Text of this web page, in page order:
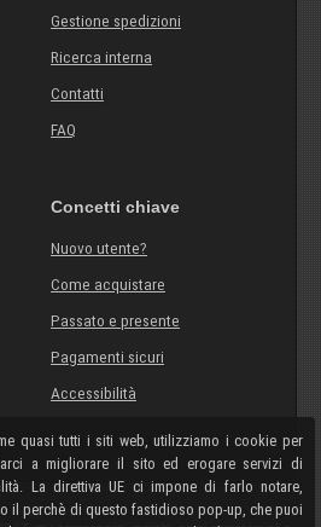
quasi tutti i siti web, utilizziamo i cookie per
a migliorare il sito ed erogare servizi di
La direttiva UE ci impone di farlo notare,
il perchè di questo fastidioso pop-up, che puoi
Gestione spedizioni
Ricerca interna
Contatti
FAQ
Concetti chiave
Nuovo utente?
Come acquistare
Passato e presente
Pagamenti sicuri
Accessibilità